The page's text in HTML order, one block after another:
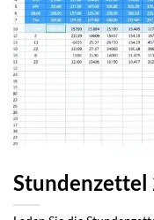
Stundenzettel